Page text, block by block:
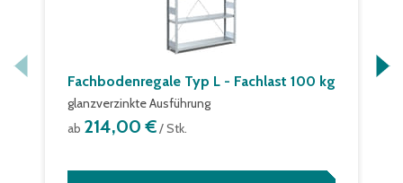
Fachbodenregale Typ L - Fachlast 100 kg
glanzverzinkte Ausführung
ab 214,00 €/ Stk.